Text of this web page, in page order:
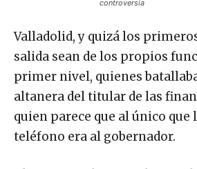
controversia
Valladolid, y quizá los
salida sean de los propios
primer nivel, quienes
altanera del titular de las
quien parece que al único que
teléfono era al gobernador.